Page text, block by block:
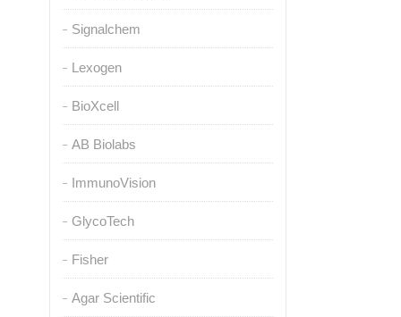
Signalchem
Lexogen
BioXcell
AB Biolabs
ImmunoVision
GlycoTech
Fisher
Agar Scientific